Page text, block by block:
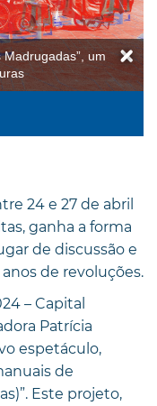
um
24 e 27 de abril
ganha a forma
de discussão e
de revoluções.
– Capital
Patrícia
espetáculo,
de
Este projeto,